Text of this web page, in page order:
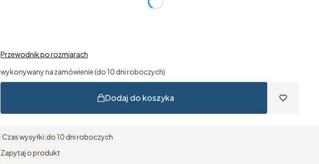
Przewodnik po rozmiarach
wykonywany na zamówienie (do 10 dni roboczych)
Dodaj do koszyka
Czas wysyłki:do 10 dni roboczych
Zapytaj o produkt